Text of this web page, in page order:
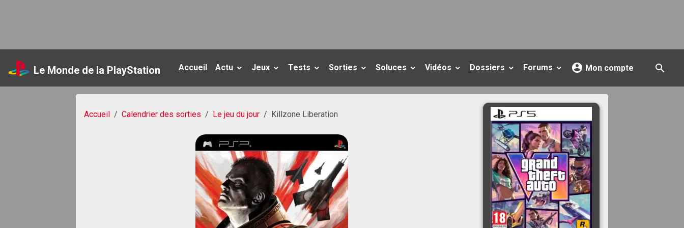
Le Monde de la PlayStation Accueil Actu Jeux Tests Sorties Soluces Vidéos Dossiers Forums Mon compte
Accueil Calendrier des sorties Le jeu du jour Killzone Liberation